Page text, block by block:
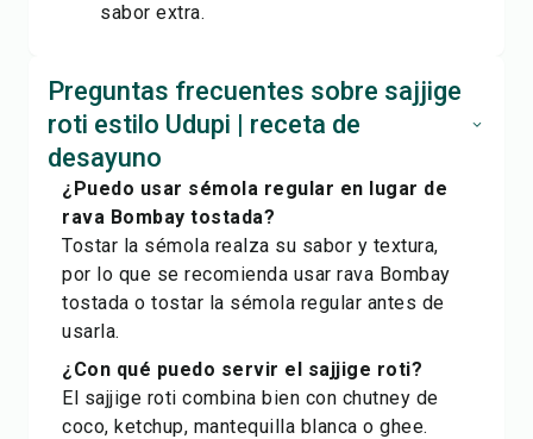
sabor extra.
Preguntas frecuentes sobre sajjige
roti estilo Udupi | receta de
desayuno
¿Puedo usar sémola regular en lugar de
rava Bombay tostada?
Tostar la sémola realza su sabor y textura,
por lo que se recomienda usar rava Bombay
tostada o tostar la sémola regular antes de
usarla.
¿Con qué puedo servir el sajjige roti?
El sajjige roti combina bien con chutney de
coco, ketchup, mantequilla blanca o ghee.